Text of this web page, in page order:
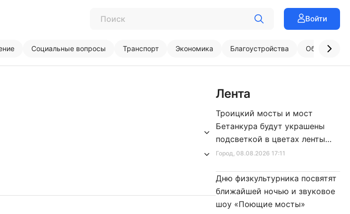
Войти
Социальные вопросы Транспорт Экономика Благоустройства
Лента
Город, 08.08.2026 17:11
Троицкий мосты и мост
Бетанкура будут украшены
подсветкой в цветах ленты
Ленинградской Победы
Дню физкультурника посвятят
ближайшей ночью и звуковое
шоу «Поющие мосты»